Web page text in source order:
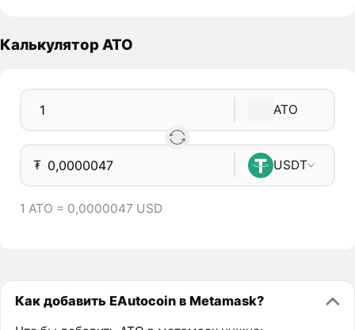
Калькулятор ATO
ATO
₮ USDT
1 ATO = 0,0000047 USD
Как добавить EAutocoin в Metamask?